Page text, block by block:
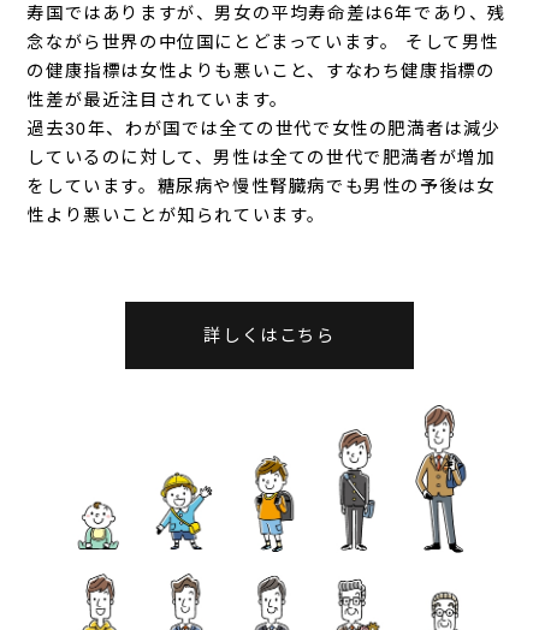
寿国ではありますが、男女の平均寿命差は6年であり、残
念ながら世界の中位国にとどまっています。 そして男性
の健康指標は女性よりも悪いこと、すなわち健康指標の
性差が最近注目されています。
過去30年、わが国では全ての世代で女性の肥満者は減少
しているのに対して、男性は全ての世代で肥満者が増加
をしています。糖尿病や慢性腎臓病でも男性の予後は女
性より悪いことが知られています。
詳しくはこちら